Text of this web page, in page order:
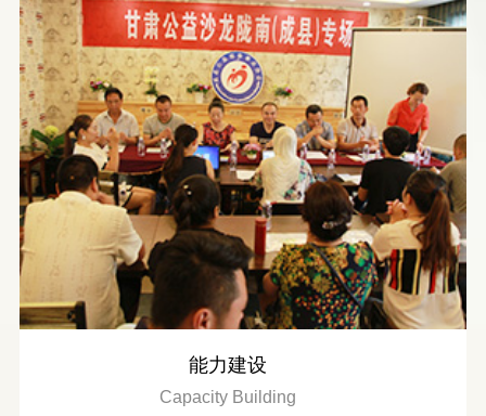
能力建设
Capacity Building